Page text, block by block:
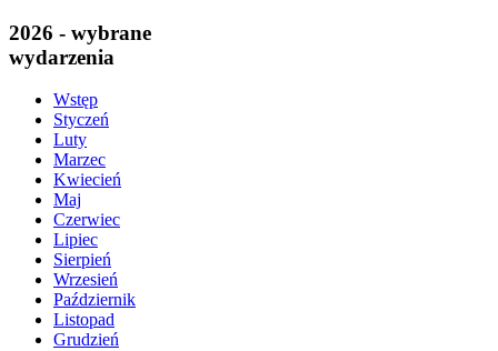
2026 - wybrane
wydarzenia
Wstęp
Styczeń
Luty
Marzec
Kwiecień
Maj
Czerwiec
Lipiec
Sierpień
Wrzesień
Październik
Listopad
Grudzień